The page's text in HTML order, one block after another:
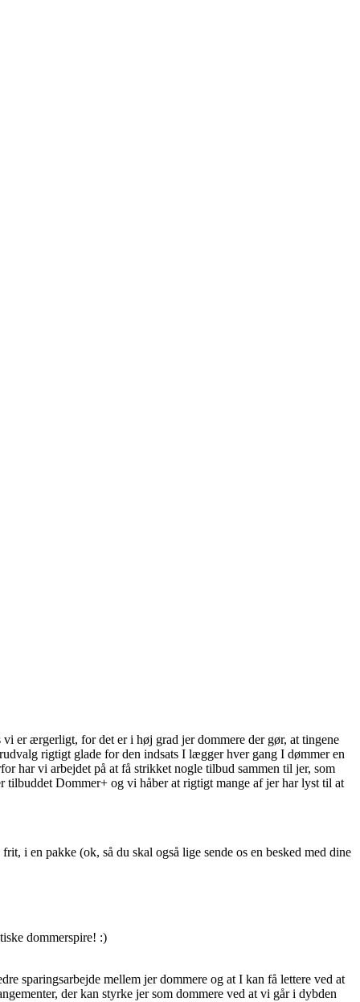
er ærgerligt, for det er i høj grad jer dommere der gør, at tingene
rigtigt glade for den indsats I lægger hver gang I dømmer en
har vi arbejdet på at få strikket nogle tilbud sammen til jer, som
tilbuddet Dommer+ og vi håber at rigtigt mange af jer har lyst til at
i en pakke (ok, så du skal også lige sende os en besked med dine
dommerspire! :)
sparingsarbejde mellem jer dommere og at I kan få lettere ved at
der kan styrke jer som dommere ved at vi går i dybden